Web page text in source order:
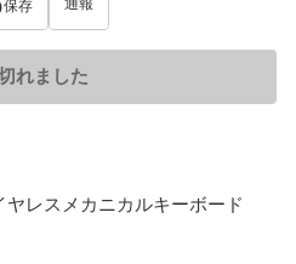
保存 通報
れました
レスメカニカルキーボード